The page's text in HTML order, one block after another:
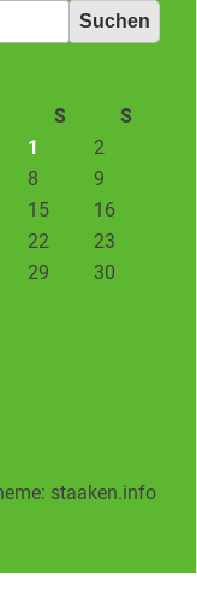
S
S
1
2
8
9
15
16
22
23
29
30
staaken.info